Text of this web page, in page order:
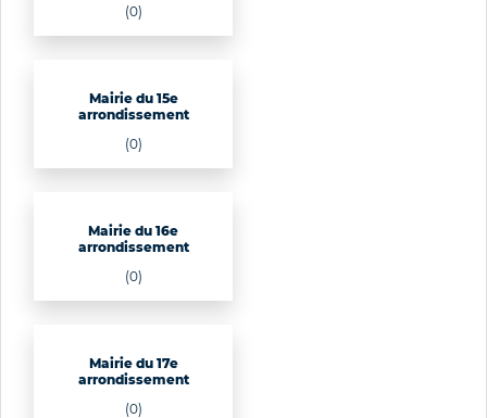
(0)
Mairie du 15e
arrondissement
(0)
Mairie du 16e
arrondissement
(0)
Mairie du 17e
arrondissement
(0)